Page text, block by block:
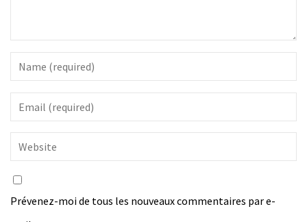
Prévenez-moi de tous les nouveaux commentaires par e-